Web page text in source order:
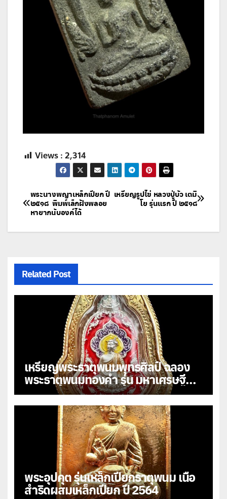
Views : 2,314
แนะแนว
เรื่อง
เหรียญรูปไข่ หลวงปู่บัว เตมิ
โย รุ่นแรก ปี ๒๕๑๘
พระนางพญาเหล็กเปียก ปี
๒๕๑๘ พิมพ์เล็กฝังพลอย
หายากนับองค์ได้
Related Post
เหรียญพระธาตุพนมพุทธศิลป์ ฉลอง
พระธาตุพนมทองคำ รุ่น มหาเศรษฐี
108
พระอุปคุต รุ่นเหล็กเปียกธาตุพนม เนื้อ
สำริดผสมเหล็กเปียก ปี 2564